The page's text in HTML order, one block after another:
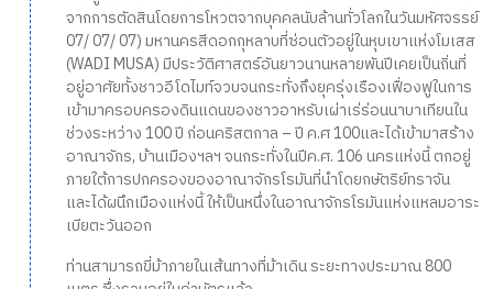
จากการตัดสินโดยการโหวตจากบุคคลนับล้านทั่วโลกในวันมหัศจรรย์
07/ 07/ 07) มหานครสีดอกกุหลาบที่ซ่อนตัวอยู่ในหุบเขาแห่งโมเสส
(WADI MUSA) มีประวัติศาสตร์อันยาวนานหลายพันปีเคยเป็นถิ่นที่
อยู่อาศัยทั้งชาวอีโดไมท์จวบจนกระทั่งถึงยุครุ่งเรืองเฟื่องฟูในการ
เข้ามาครอบครองดินแดนของชาวอาหรับเผ่าเร่ร่อนนาบาเทียนใน
ช่วงระหว่าง 100 ปี ก่อนคริสตกาล – ปี ค.ศ 100และได้เข้ามาสร้าง
อาณาจักร, บ้านเมืองฯลฯ จนกระทั่งในปีค.ศ. 106 นครแห่งนี้ ตกอยู่
ภายใต้การปกครองของอาณาจักรโรมันที่นำโดยกษัตริย์ทราจัน
และได้ผนึกเมืองแห่งนี้ ให้เป็นหนึ่งในอาณาจักรโรมันแห่งแหลมอาระ
เบียตะวันออก
ท่านสามารถขี่ม้าภายในเส้นทางที่ม้าเดิน ระยะทางประมาณ 800